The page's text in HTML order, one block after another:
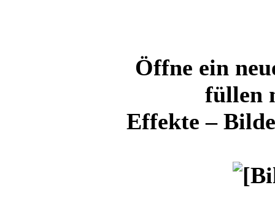
Öffne ein
füllen
Effekte –